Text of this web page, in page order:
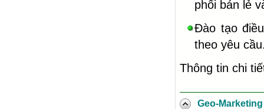
phối bán lẻ
Đào tạo
theo yêu
Thông tin chi
Geo-Marketing